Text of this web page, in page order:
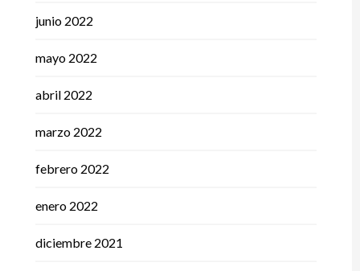
junio 2022
mayo 2022
abril 2022
marzo 2022
febrero 2022
enero 2022
diciembre 2021